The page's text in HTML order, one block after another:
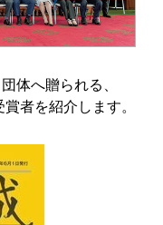
体へ贈られる、
者を紹介します。